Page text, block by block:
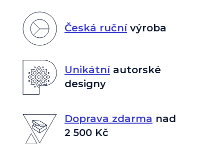
Česká ručnívýroba
Unikátníautorské
designy
Doprava zdarma nad
2 500 Kč